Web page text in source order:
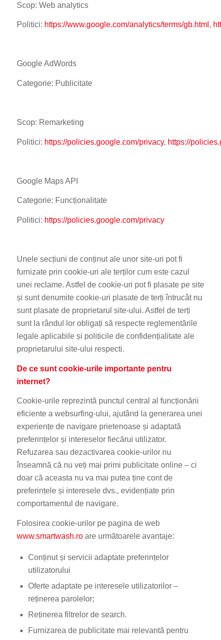
Scop: Web analytics
Politici: https://www.google.com/analytics/terms/gb.html ,
Google AdWords
Categorie: Publicitate
Scop: Remarketing
Politici: https://policies.google.com/privacy, https://
Google Maps API
Categorie: Funcționalitate
Politici: https://policies.google.com/privacy
Unele secțiuni de conținut ale unor site-uri pot fi
furnizate prin cookie-uri ale terților cum este cazul
unei reclame. Astfel de cookie-uri pot fi plasate pe site
și sunt denumite cookie-uri plasate de terți întrucât nu
sunt plasate de proprietarul site-ului. Astfel de terți
sunt la rândul lor obligați să respecte reglementările
legale aplicabile și politicile de confidențialitate ale
proprietarului site-ului respecti.
De ce sunt cookie-urile importante pentru
internet?
Cookie-urile reprezintă punctul central al funcționării
eficiente a websurfing-ului, ajutând la generarea unei
experiențe de navigare prietenoase și adaptată
preferințelor și intereselor fiecărui utilizator.
Refuzarea sau dezactivarea cookie-urilor nu
înseamnă că nu veți mai primi publicitate online – ci
doar că aceasta nu va mai putea ține cont de
preferințele și interesele dvs., evidențiate prin
comportamentul de navigare.
Folosirea cookie-urilor pe pagina de web
www.smartwash.roare următoarele avantaje:
Conținut și servicii adaptate preferințelor
utilizatorului
Oferte adaptate pe interesele utilizatorilor –
reținerea parolelor;
Reținerea filtrelor de search.
Furnizarea de publicitate mai relevantă pentru